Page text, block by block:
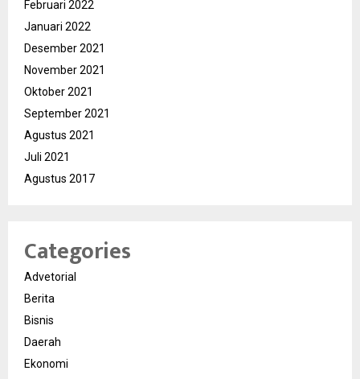
Februari 2022
Januari 2022
Desember 2021
November 2021
Oktober 2021
September 2021
Agustus 2021
Juli 2021
Agustus 2017
Categories
Advetorial
Berita
Bisnis
Daerah
Ekonomi